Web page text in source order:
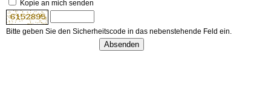
Kopie an mich senden
Bitte geben Sie den Sicherheitscode in das nebenstehende Feld ein.